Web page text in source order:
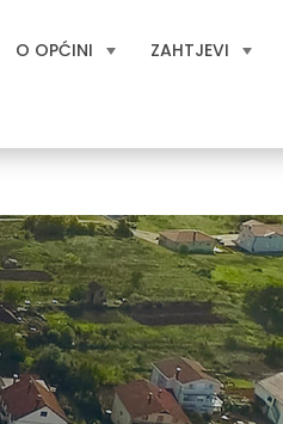
O OPĆINI
ZAHTJEVI